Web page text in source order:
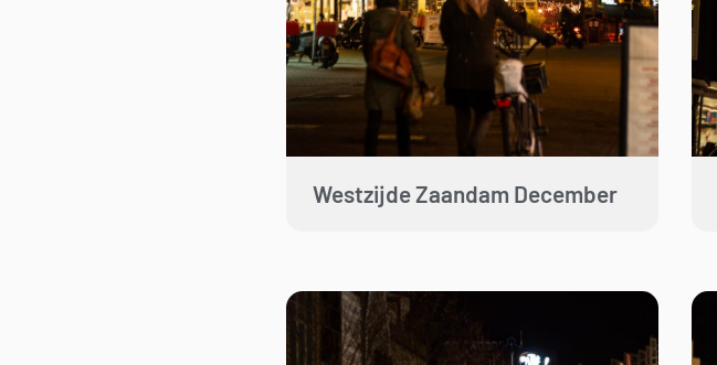
Westzijde Zaandam December